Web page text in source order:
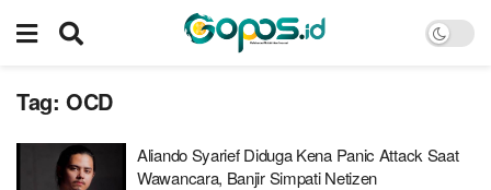
Tag: OCD
Aliando Syarief Diduga Kena Panic Attack Saat
Wawancara, Banjir Simpati Netizen